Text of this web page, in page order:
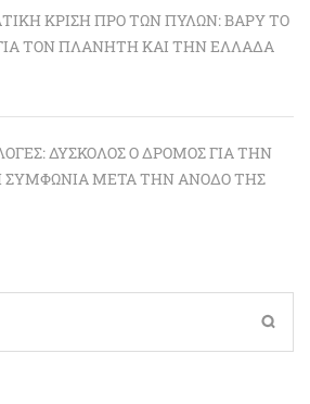
ΚΡΊΣΗ ΠΡΟ ΤΩΝ ΠΥΛΏΝ: BΑΡΎ ΤΟ
ΤΟΝ ΠΛΑΝΉΤΗ ΚΑΙ ΤΗΝ ΕΛΛΆΔΑ
ΔΎΣΚΟΛΟΣ Ο ΔΡΌΜΟΣ ΓΙΑ ΤΗΝ
ΣΥΜΦΩΝΊΑ ΜΕΤΆ ΤΗΝ ΆΝΟΔΟ ΤΗΣ